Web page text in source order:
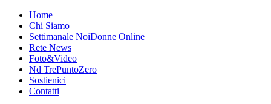
Home
Chi Siamo
Settimanale NoiDonne Online
Rete News
Foto&Video
Nd TrePuntoZero
Sostienici
Contatti